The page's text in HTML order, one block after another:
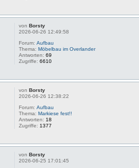
vonBorsty
2026-06-26 12:49:58
Forum:Aufbau
Thema:Möbelbau im Overlander
Antworten:69
Zugriffe:6610
vonBorsty
2026-06-26 12:38:22
Forum:Aufbau
Thema:Markiese fest!!
Antworten: 18
Zugriffe: 1377
vonBorsty
2026-06-25 17:01:45